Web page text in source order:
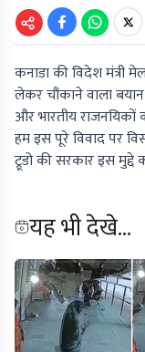
कनाडा की विदेश मंत्री
लेकर चौंकाने वाला
और भारतीय राजनयिकों
हम इस पूरे विवाद पर
ट्रूडो की सरकार इस
यह भी देखे...